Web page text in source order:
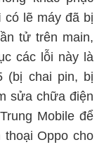
có lẽ máy đã bị
tử trên main,
các lỗi này là
(bị chai pin, bị
sửa chữa điện
Mobile để
Oppo cho